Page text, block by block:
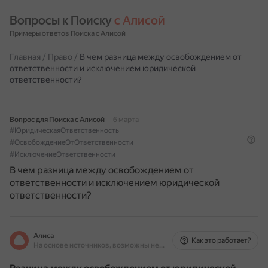
Вопросы к Поиску с Алисой
Примеры ответов Поиска с Алисой
Главная / Право / В чем разница между освобождением от
ответственности и исключением юридической
ответственности?
Вопрос для Поиска с Алисой
6 марта
#ЮридическаяОтветственность
#ОсвобождениеОтОтветственности
#ИсключениеОтветственности
В чем разница между освобождением от
ответственности и исключением юридической
ответственности?
Алиса
На основе источников, возможны неточности
Как это работает?